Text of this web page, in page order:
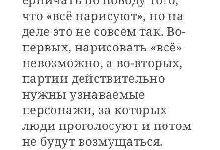
что «всё нарисуют», но на
деле это не совсем так. Во-
первых, нарисовать «всё»
невозможно, а во-вторых,
партии действительно
нужны узнаваемые
персонажи, за которых
люди проголосуют и потом
не будут возмущаться.